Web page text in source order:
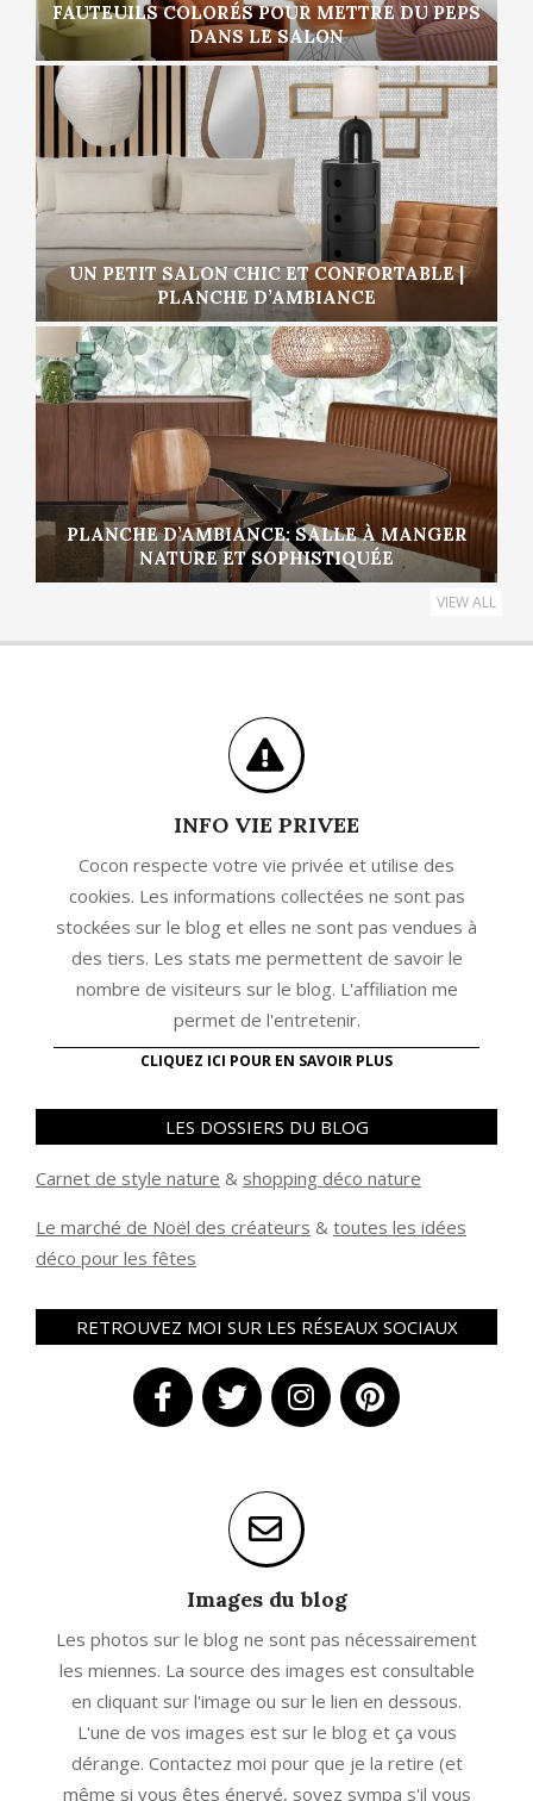
FAUTEUILS COLORÉS POUR METTRE DU PEPS
DANS LE SALON
UN PETIT SALON CHIC ET CONFORTABLE |
PLANCHE D’AMBIANCE
PLANCHE D’AMBIANCE: SALLE À MANGER
NATURE ET SOPHISTIQUÉE
VIEW ALL
INFO VIE PRIVEE
Cocon respecte votre vie privée et utilise des
cookies. Les informations collectées ne sont pas
stockées sur le blog et elles ne sont pas vendues à
des tiers. Les stats me permettent de savoir le
nombre de visiteurs sur le blog. L'affiliation me
permet de l'entretenir.
CLIQUEZ ICI POUR EN SAVOIR PLUS
LES DOSSIERS DU BLOG
Carnet de style nature & shopping déco nature
Le marché de Noël des créateurs & toutes les idées
déco pour les fêtes
RETROUVEZ MOI SUR LES RÉSEAUX SOCIAUX
Images du blog
Les photos sur le blog ne sont pas nécessairement
les miennes. La source des images est consultable
en cliquant sur l'image ou sur le lien en dessous.
L'une de vos images est sur le blog et ça vous
dérange. Contactez moi pour que je la retire (et
même si vous êtes énervé, soyez sympa s'il vous